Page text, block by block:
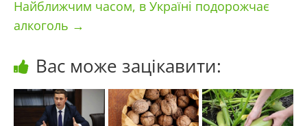
Найближчим часом, в Україні подорожчає
алкоголь →
Вас може зацікавити: